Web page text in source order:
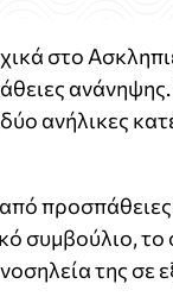
στο
ανήλικες
συμβούλιο, το
της σε